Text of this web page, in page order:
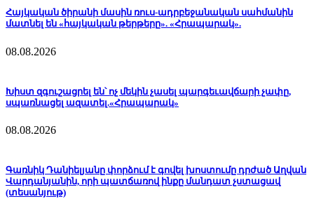
Հայկական ծիրանի մասին ռուս-ադրբեջանական սահմանին
մատնել են «հայկական թերթերը». «Հրապարակ».
08.08.2026
Խիստ զգուշացրել են՝ ոչ մեկին չասել պարգեւավճարի չափը,
սպառնացել ազատել.«Հրապարակ»
08.08.2026
Գառնիկ Դանիելյանը փորձում է գովել խոստումը դրժած Աղվան
Վարդանյանին, որի պատճառով ինքը մանդատ չստացավ
(տեսանյութ)